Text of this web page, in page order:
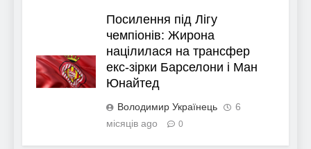
Посилення під Лігу
чемпіонів: Жирона
націлилася на трансфер
екс-зірки Барселони і Ман
Юнайтед
Володимир Українець
6
місяців ago
0